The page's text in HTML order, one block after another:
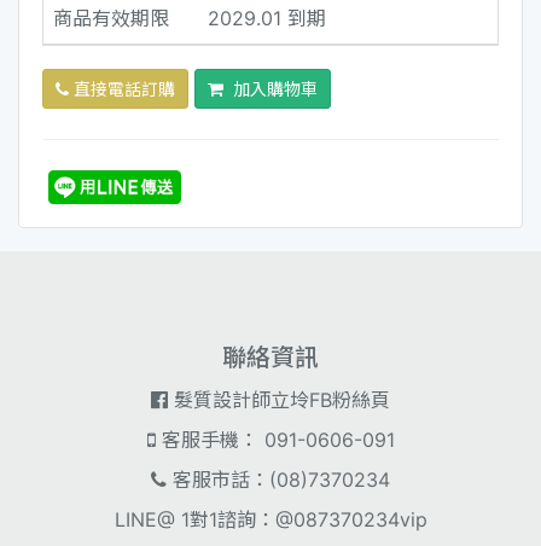
商品有效期限 2029.01 到期
直接電話訂購 加入購物車
聯絡資訊
髮質設計師立坽FB粉絲頁
客服手機： 091-0606-091
客服市話：(08)7370234
LINE@ 1對1諮詢：@087370234vip